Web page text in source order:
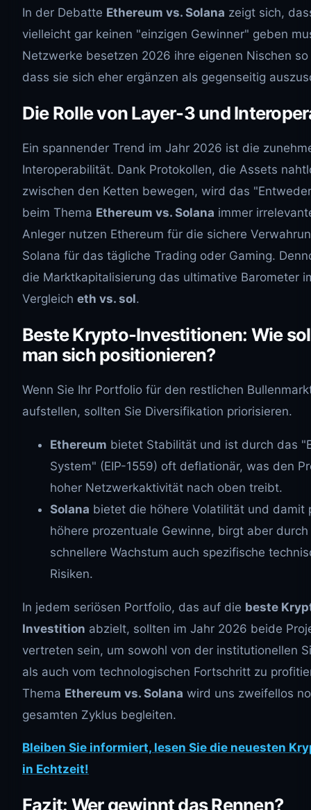
In der Debatte Ethereum vs. Solana zeigt sich,
vielleicht gar keinen "einzigen Gewinner" geben
Netzwerke besetzen 2026 ihre eigenen Nischen
dass sie sich eher ergänzen als gegenseitig
Die Rolle von Layer-3 und
Ein spannender Trend im Jahr 2026 ist die
Interoperabilität. Dank Protokollen, die Assets
zwischen den Ketten bewegen, wird das
beim Thema Ethereum vs. Solana immer
Anleger nutzen Ethereum für die sichere
Solana für das tägliche Trading oder Gaming.
die Marktkapitalisierung das ultimative Barometer
Vergleich eth vs. sol.
Beste Krypto-Investitionen: Wie
man sich positionieren?
Wenn Sie Ihr Portfolio für den restlichen
aufstellen, sollten Sie Diversifikation priorisieren.
Ethereum bietet Stabilität und ist durch das
System" (EIP-1559) oft deflationär, was den
hoher Netzwerkaktivität nach oben treibt.
Solana bietet die höhere Volatilität und damit
höhere prozentuale Gewinne, birgt aber
schnellere Wachstum auch spezifische
Risiken.
In jedem seriösen Portfolio, das auf die beste
Investition abzielt, sollten im Jahr 2026 beide
vertreten sein, um sowohl von der institutionellen
als auch vom technologischen Fortschritt zu
Thema Ethereum vs. Solana wird uns zweifellos
gesamten Zyklus begleiten.
Bleiben Sie informiert, lesen Sie die neuesten
in Echtzeit!
Fazit: Wer gewinnt das Rennen?